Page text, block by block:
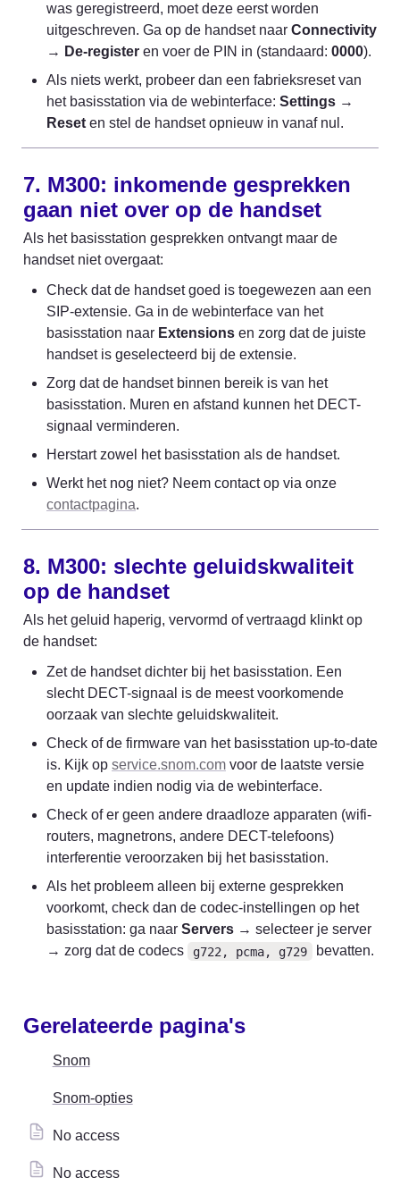
was geregistreerd, moet deze eerst worden
uitgeschreven. Ga op de handset naar Connectivity
→ De-register en voer de PIN in (standaard: 0000).
Als niets werkt, probeer dan een fabrieksreset van
het basisstation via de webinterface: Settings
Reset en stel de handset opnieuw in vanaf nul.
7. M300: inkomende gesprekken
gaan niet over op de handset
Als het basisstation gesprekken ontvangt maar de
handset niet overgaat:
Check dat de handset goed is toegewezen aan een
SIP-extensie. Ga in de webinterface van het
basisstation naar Extensions en zorg dat de juiste
handset is geselecteerd bij de extensie.
Zorg dat de handset binnen bereik is van het
basisstation. Muren en afstand kunnen het DECT-
signaal verminderen.
Herstart zowel het basisstation als de handset.
contactpagina.
8. M300: slechte geluidskwaliteit
op de handset
Als het geluid haperig, vervormd of vertraagd klinkt op
de handset:
Zet de handset dichter bij het basisstation. Een
slecht DECT-signaal is de meest voorkomende
oorzaak van slechte geluidskwaliteit.
Check of de firmware van het basisstation up-to-date
is. Kijk op service.snom.com voor de laatste versie
en update indien nodig via de webinterface.
Check of er geen andere draadloze apparaten (wifi-
routers, magnetrons, andere DECT-telefoons)
interferentie veroorzaken bij het basisstation.
Als het probleem alleen bij externe gesprekken
voorkomt, check dan de codec-instellingen op het
basisstation: ga naar Servers → selecteer je server
→ zorg dat de codecs
g722, pcma, g729 bevatten.
Gerelateerde pagina's
Snom
Snom-opties
No access
No access